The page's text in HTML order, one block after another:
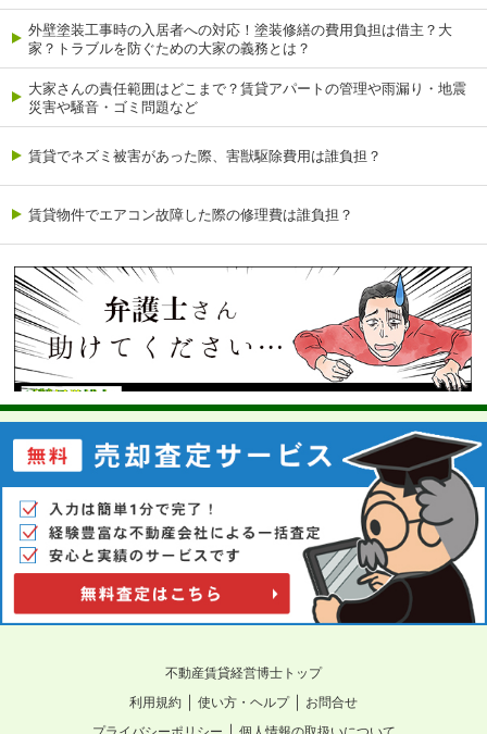
外壁塗装工事時の入居者への対応！塗装修繕の費用負担は借主？大
家？トラブルを防ぐための大家の義務とは？
大家さんの責任範囲はどこまで？賃貸アパートの管理や雨漏り・地震
災害や騒音・ゴミ問題など
賃貸でネズミ被害があった際、害獣駆除費用は誰負担？
賃貸物件でエアコン故障した際の修理費は誰負担？
不動産賃貸経営博士トップ
利用規約 ｜ 使い方・ヘルプ｜ お問合せ
｜